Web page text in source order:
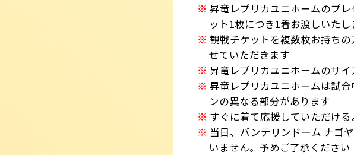
昇竜レプリカユニホームのプ
ット1枚につき1着お渡しいたし
観戦チケットを複数枚お持ち
せていただきます
昇竜レプリカユニホームのサ
昇竜レプリカユニホームは試
ンの異なる部分があります
すぐに着て応援していただけ
当日、バンテリンドーム ナゴ
いません。予めご了承ください